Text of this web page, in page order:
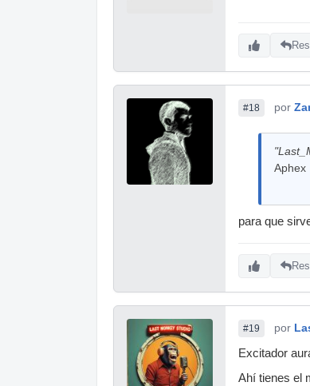
#18 por
Aphex
para que
#19 por
Excitador
Ahí tienes el